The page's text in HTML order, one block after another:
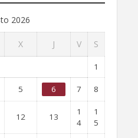
2026
X J V S
1
5 6 7 8
12 13
1
4
1
5